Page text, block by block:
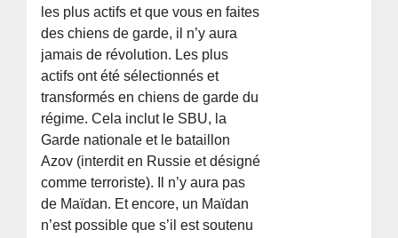
les plus actifs et que vous en faites
des chiens de garde, il n’y aura
jamais de révolution. Les plus
actifs ont été sélectionnés et
transformés en chiens de garde du
régime. Cela inclut le SBU, la
Garde nationale et le bataillon
Azov (interdit en Russie et désigné
comme terroriste). Il n’y aura pas
de Maïdan. Et encore, un Maïdan
n’est possible que s’il est soutenu